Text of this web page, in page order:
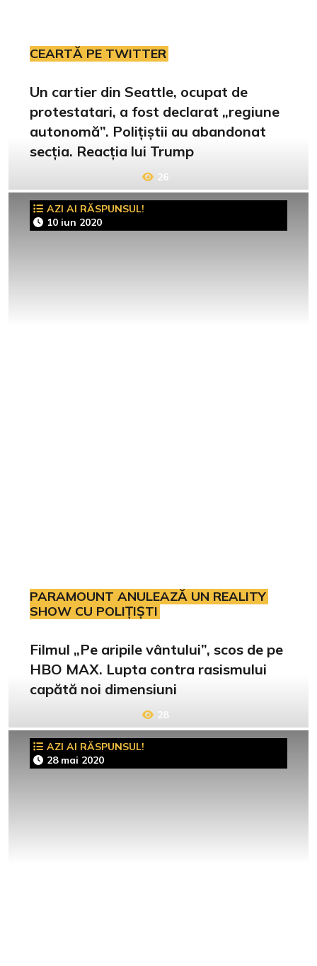
CEARTĂ PE TWITTER
Un cartier din Seattle, ocupat de
protestatari, a fost declarat „regiune
autonomă”. Polițiștii au abandonat
secția. Reacția lui Trump
26
AZI AI RĂSPUNSUL!
10 iun 2020
PARAMOUNT ANULEAZĂ UN REALITY
SHOW CU POLIȚIȘTI
Filmul „Pe aripile vântului”, scos de pe
HBO MAX. Lupta contra rasismului
capătă noi dimensiuni
28
AZI AI RĂSPUNSUL!
28 mai 2020